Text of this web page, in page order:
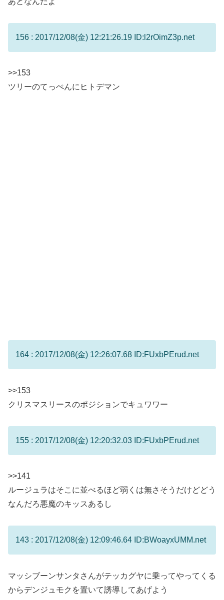
156 : 2017/12/08(金) 12:21:26.19 ID:l2rOimZ3p.net
>>153
ツリーのてっぺんにヒトデマン
164 : 2017/12/08(金) 12:26:07.68 ID:FUxbPErud.net
>>153
クリスマスリースのポジションでキュワワー
155 : 2017/12/08(金) 12:20:32.03 ID:FUxbPErud.net
>>141
ルージュラはそこに並べるほど弱くは無さそうだけどどう
なんだろ悪魔のキッスあるし
143 : 2017/12/08(金) 12:09:46.64 ID:BWoayxUMM.net
マッシブーンサンタさんがテッカグヤに乗ってやってくる
からデンジュモクを置いて誘導してあげよう